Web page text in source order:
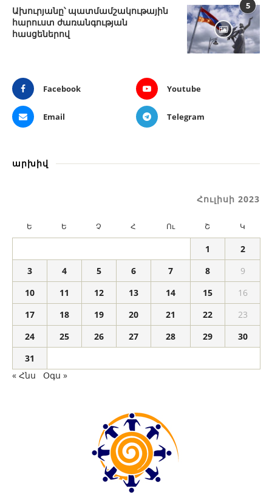
5
Ախուրյանը՝ պատմամշակութային
հարուստ ժառանգության
հասցեներով
Facebook Youtube
Email Telegram
արխիվ
Հուլիսի 2023
Ե Ե Չ Հ Ու Շ Կ
1
2
3
4 5 6 7 8
9
10
11 12 13 14 15
16
17
18 19 20 21 22
23
24
25 26 27 28 29
30
31
« Հնս
Օգս »